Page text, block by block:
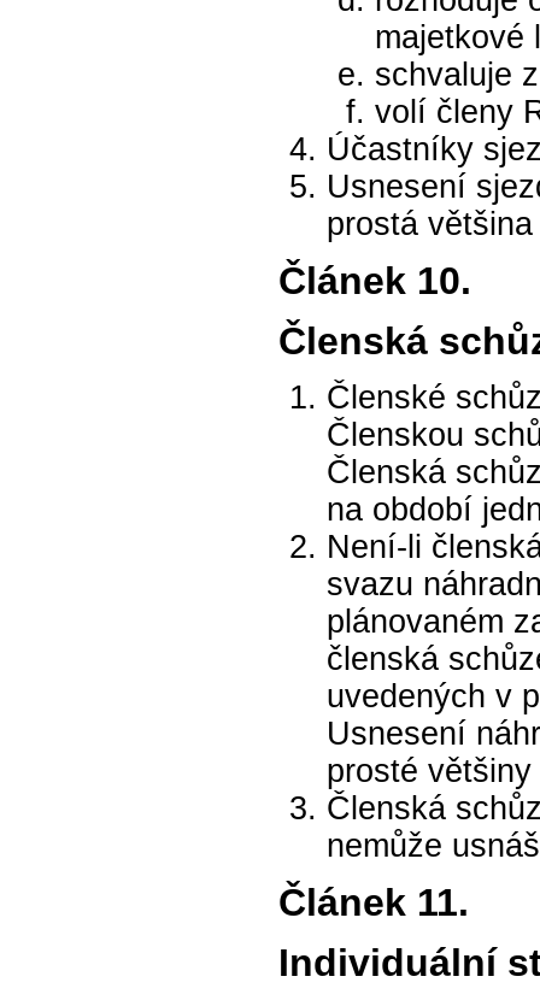
majetkové
schvaluje
volí členy
Účastníky
Usnesení
prostá
Článek 10.
Členská
Členské
Členskou
Členská
na období
Není-li
svazu
plánovaném
členská
uvedených v
Usnesení
prosté
Členská
nemůže
Článek 11.
Individuální